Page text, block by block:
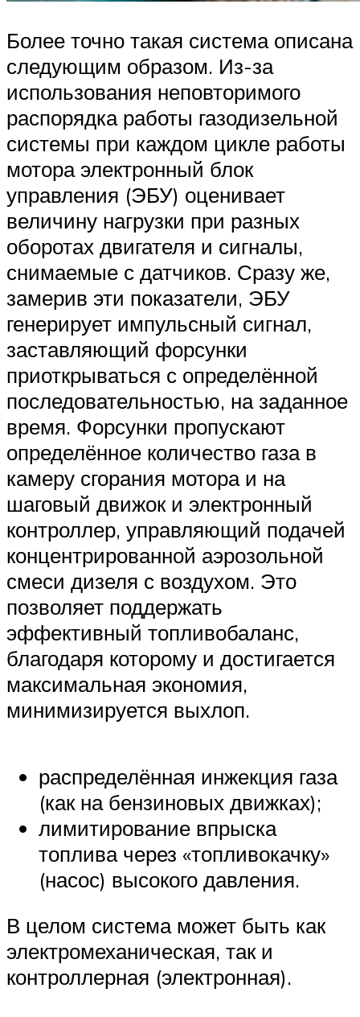
Более точно такая система описана
следующим образом. Из-за
использования неповторимого
распорядка работы газодизельной
системы при каждом цикле работы
мотора электронный блок
управления (ЭБУ) оценивает
величину нагрузки при разных
оборотах двигателя и сигналы,
снимаемые с датчиков. Сразу же,
замерив эти показатели, ЭБУ
генерирует импульсный сигнал,
заставляющий форсунки
приоткрываться с определённой
последовательностью, на заданное
время. Форсунки пропускают
определённое количество газа в
камеру сгорания мотора и на
шаговый движок и электронный
контроллер, управляющий подачей
концентрированной аэрозольной
смеси дизеля с воздухом. Это
позволяет поддержать
эффективный топливобаланс,
благодаря которому и достигается
максимальная экономия,
минимизируется выхлоп.
распределённая инжекция газа
(как на бензиновых движках);
лимитирование впрыска
топлива через «топливокачку»
(насос) высокого давления.
В целом система может быть как
электромеханическая, так и
контроллерная (электронная).